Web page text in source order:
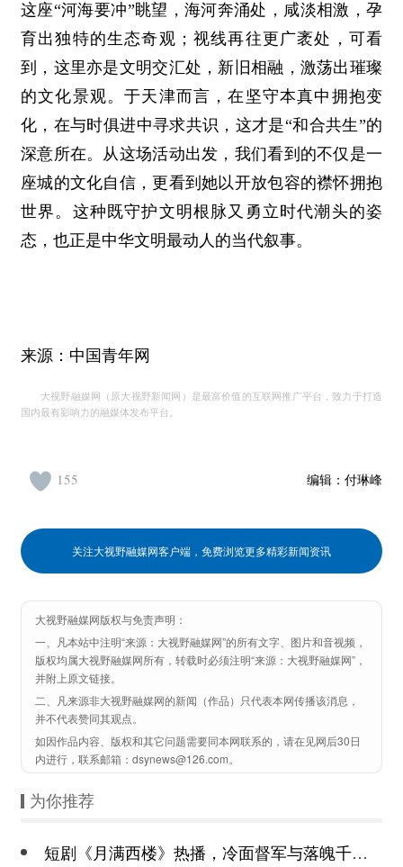
这座“河海要冲”眺望，海河奔涌处，咸淡相激，孕
育出独特的生态奇观；视线再往更广袤处，可看
到，这里亦是文明交汇处，新旧相融，激荡出璀璨
的文化景观。于天津而言，在坚守本真中拥抱变
化，在与时俱进中寻求共识，这才是“和合共生”的
深意所在。从这场活动出发，我们看到的不仅是一
座城的文化自信，更看到她以开放包容的襟怀拥抱
世界。这种既守护文明根脉又勇立时代潮头的姿
态，也正是中华文明最动人的当代叙事。
来源：中国青年网
大视野融媒网（原大视野新闻网）是最富价值的互联网推广平台，致力于打造
国内最有影响力的融媒体发布平台。
编辑： 付琳峰
155
关注大视野融媒网客户端，免费浏览更多精彩新闻资讯
大视野融媒网版权与免责声明：
一、凡本站中注明“来源：大视野融媒网”的所有文字、图片和音视频，
版权均属大视野融媒网所有，转载时必须注明“来源：大视野融媒网”，
并附上原文链接。
二、凡来源非大视野融媒网的新闻（作品）只代表本网传播该消息，
并不代表赞同其观点。
如因作品内容、版权和其它问题需要同本网联系的，请在见网后30日
内进行，联系邮箱：dsynews@126.com。
为你推荐
短剧《月满西楼》热播，冷面督军与落魄千金谱写民国传奇